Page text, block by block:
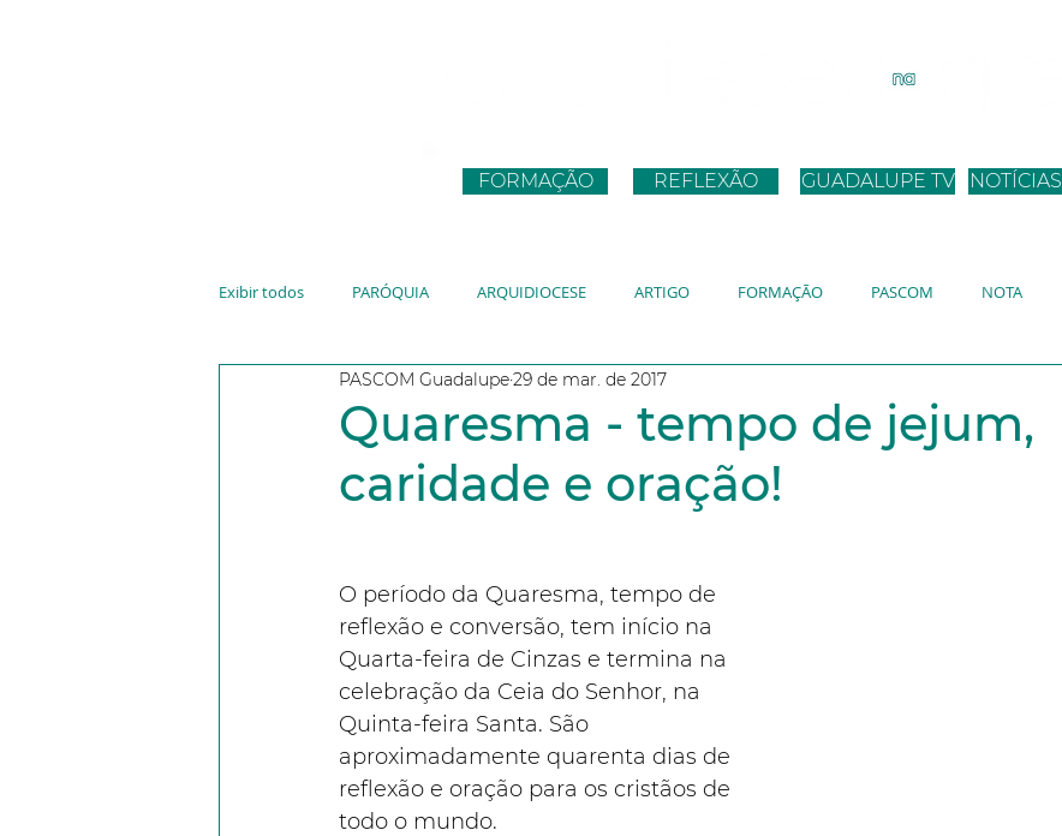
FORMAÇÃO REFLEXÃO GUADALUPE TV NOTÍCIAS
Exibir todos PARÓQUIA ARQUIDIOCESE ARTIGO FORMAÇÃO PASCOM NOTA
JUVENTUDE VATICANO JMJ
Quaresma - tempo de jejum,
caridade e oração!
PASCOM Guadalupe29 de mar. de 2017
O período da Quaresma, tempo de
reflexão e conversão, tem início na
Quarta-feira de Cinzas e termina na
celebração da Ceia do Senhor, na
Quinta-feira Santa. São
aproximadamente quarenta dias de
reflexão e oração para os cristãos de
todo o mundo.